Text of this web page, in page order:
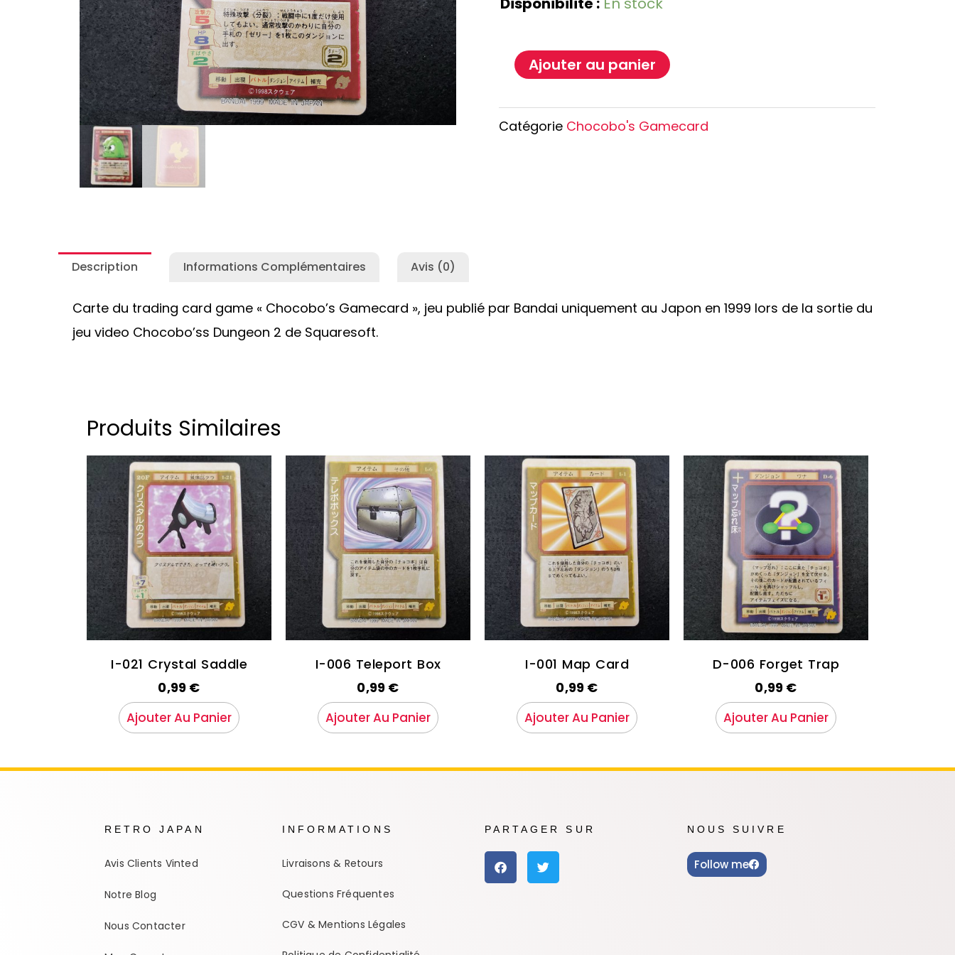
Autres Collections Pokemon
Detective Conan
Yu-Gi-Oh
Haikyu!!
Overlord
Ajouter au panier
Catégorie Chocobo's Gamecard
Description Informations Complémentaires Avis (0)
Carte du trading card game « Chocobo’s Gamecard », jeu publié par Bandai uniquement au Japon en 1999 lors de la sortie du
jeu video Chocobo’ss Dungeon 2 de Squaresoft.
Produits Similaires
I-021 Crystal Saddle
0,99 €
Ajouter Au Panier
I-006 Teleport Box
0,99 €
Ajouter Au Panier
I-001 Map Card
0,99 €
Ajouter Au Panier
D-006 Forget Trap
0,99 €
Ajouter Au Panier
RETRO JAPAN
Avis Clients Vinted
Notre Blog
Nous Contacter
INFORMATIONS
Livraisons & Retours
Questions Fréquentes
CGV & Mentions Légales
PARTAGER SUR NOUS SUIVRE
Follow me